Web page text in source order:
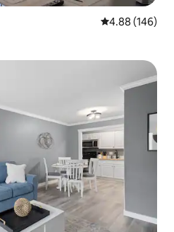
從 146 則評價
4.88 (146)